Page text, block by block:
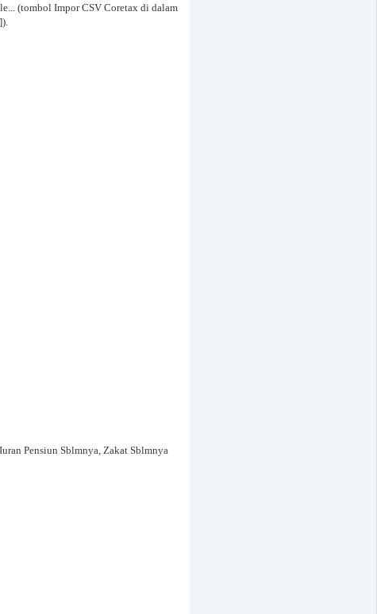
(tombol Impor CSV Coretax di dalam
Pensiun Sblmnya, Zakat Sblmnya